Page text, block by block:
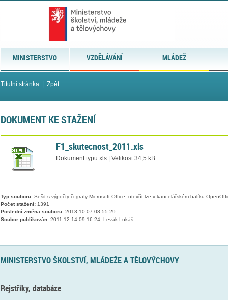
MINISTERSTVO VZDĚLÁVÁNÍ MLÁDEŽ
Titulní stránka| Zpět
DOKUMENT KE STAŽENÍ
F1_skutecnost_2011.xls
Dokument typu xls | Velikost 34,5 kB
Typ souboru:Sešit s výpočty či grafy Microsoft Office, otevřít lze v kancelářském balíku
Počet stažení:1391
Poslední změna souboru:2013-10-07 08:55:29
Soubor publikován:2011-12-14 09:16:24, Levák Lukáš
MINISTERSTVO ŠKOLSTVÍ, MLÁDEŽE A TĚLOVÝCHOVY
Rejstříky, databáze